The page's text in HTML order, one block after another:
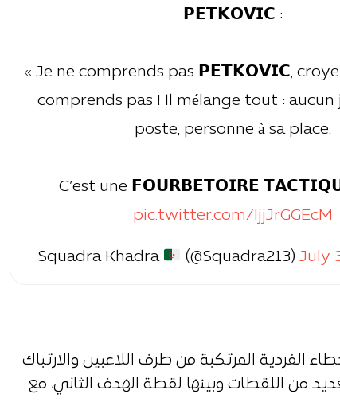
𝗣𝗘𝗧𝗞𝗢𝗩𝗜𝗖 :
« Je ne comprends pas 𝗣𝗘𝗧𝗞𝗢𝗩𝗜𝗖,
comprends pas ! Il mélange tout : aucun
poste, personne à sa place.
C’est une 𝗙𝗢𝗨𝗥𝗕𝗘𝗧𝗢𝗜𝗥𝗘
pic.twitter.com/ljjJrGGEcM
(@Squadra213) July
الفردية المرتكبة من طرف اللاعبين والارتباك
من اللقطات وبينها لقطة الهدف الثاني، مع